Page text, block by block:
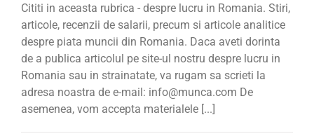
Cititi in aceasta rubrica - despre lucru in Romania. Stiri,
articole, recenzii de salarii, precum si articole analitice
despre piata muncii din Romania. Daca aveti dorinta
de a publica articolul pe site-ul nostru despre lucru in
Romania sau in strainatate, va rugam sa scrieti la
adresa noastra de e-mail: info@munca.com De
asemenea, vom accepta materialele [...]